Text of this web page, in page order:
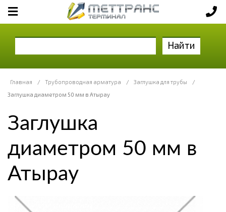
Найти
Главная / Трубопроводная арматура / Заглушка для трубы
/
Заглушка диаметром 50 мм в Атырау
Заглушка
диаметром 50 мм в
Атырау